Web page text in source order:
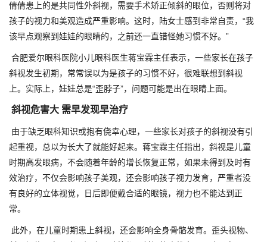
倩倩患上的是共同性外斜视，需要手术矫正倾斜的眼位，否则将对
孩子的视力和美观造成严重影响。这时，陆女士感到非常自责，“我
该早点观察到娃娃的眼睛的，之前还一直错怪她习惯不好。”
合肥爱尔眼科医院小儿眼科医生蒋宝霖主任表示，一些家长在孩子
斜视发生初期，常常误以为是孩子的习惯不好，很难联想到斜视
上。实际上，娃娃总是“歪脖子”，问题可能是出在眼睛上面。
斜视危害大 需早发现早治疗
由于缺乏眼科知识或抱有侥幸心理，一些家长对孩子的斜视没有引
起重视，总以为长大了就能好起来。蒋宝霖主任指出，斜视是儿童
时期高发眼病，不会随着年龄的增长恢复正常，如果未得到及时有
效治疗，不仅会影响孩子美观，还会影响孩子视力发育，严重者没
有良好的立体视觉，日后即便戴合适的眼镜，视力也不能达到正
常。
此外，在儿童时期患上斜视，还会影响全身骨骼发育。歪头视物、